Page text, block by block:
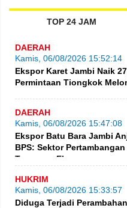
TOP 24 JAM
DAERAH
Kamis, 06/08/2026 15:52:14
Ekspor Karet Jambi Naik
Permintaan Tiongkok
DAERAH
Kamis, 06/08/2026 15:47:08
Ekspor Batu Bara Jambi
BPS: Sektor
Turunnya Ekspor
HUKRIM
Kamis, 06/08/2026 15:33:57
Diduga Terjadi